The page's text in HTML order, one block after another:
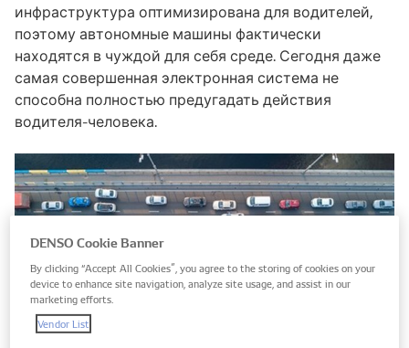
инфраструктура оптимизирована для водителей,
поэтому автономные машины фактически
находятся в чуждой для себя среде. Сегодня даже
самая совершенная электронная система не
способна полностью предугадать действия
водителя-человека.
DENSO Cookie Banner
By clicking “Accept All Cookies”, you agree to the storing of cookies on your
device to enhance site navigation, analyze site usage, and assist in our
marketing efforts.
Vendor List